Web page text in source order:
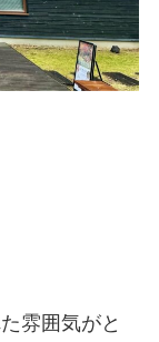
雰囲気がと